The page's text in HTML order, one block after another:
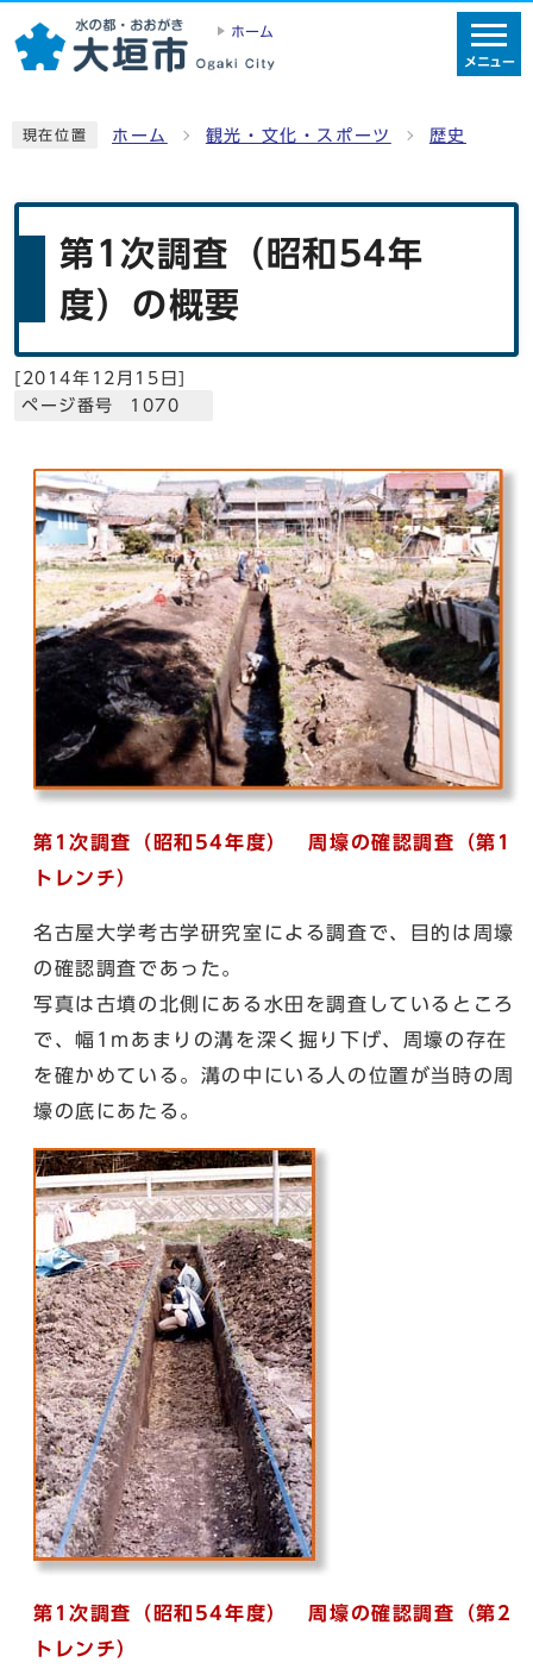
ホーム
メニュー
現在位置 ホーム 観光・文化・スポーツ 歴史
第1次調査（昭和54年
度）の概要
[ 2014年12月15日]
ページ番号 1070
第1次調査（昭和54年度） 周壕の確認調査（第1
トレンチ）
名古屋大学考古学研究室による調査で、目的は周壕
の確認調査であった。
写真は古墳の北側にある水田を調査しているところ
で、幅1mあまりの溝を深く掘り下げ、周壕の存在
を確かめている。溝の中にいる人の位置が当時の周
壕の底にあたる。
第1次調査（昭和54年度） 周壕の確認調査（第2
トレンチ）